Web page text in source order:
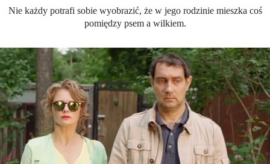
Nie każdy potrafi sobie wyobrazić, że w jego rodzinie mieszka coś
pomiędzy psem a wilkiem.